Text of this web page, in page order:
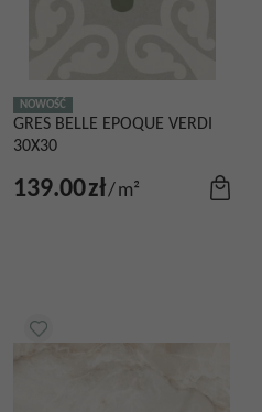
NOWOŚĆ
GRES BELLE EPOQUE VERDI
30X30
139.00zł/m²